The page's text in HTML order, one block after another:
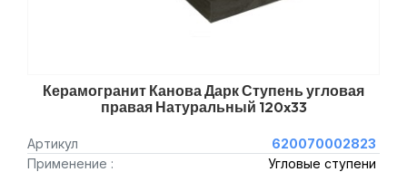
Керамогранит Канова Дарк Ступень угловая
правая Натуральный 120x33
Артикул
620070002823
Применение :
Угловые ступени